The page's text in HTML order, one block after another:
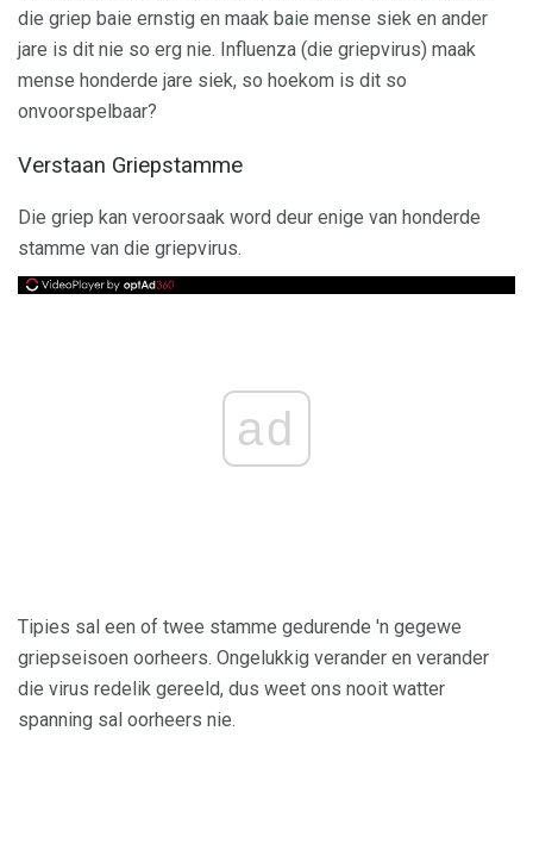
die griep baie ernstig en maak baie mense siek en ander
jare is dit nie so erg nie. Influenza (die griepvirus) maak
mense honderde jare siek, so hoekom is dit so
onvoorspelbaar?
Verstaan ​​Griepstamme
Die griep kan veroorsaak word deur enige van honderde
stamme van die griepvirus.
ad
Tipies sal een of twee stamme gedurende 'n gegewe
griepseisoen oorheers. Ongelukkig verander en verander
die virus redelik gereeld, dus weet ons nooit watter
spanning sal oorheers nie.